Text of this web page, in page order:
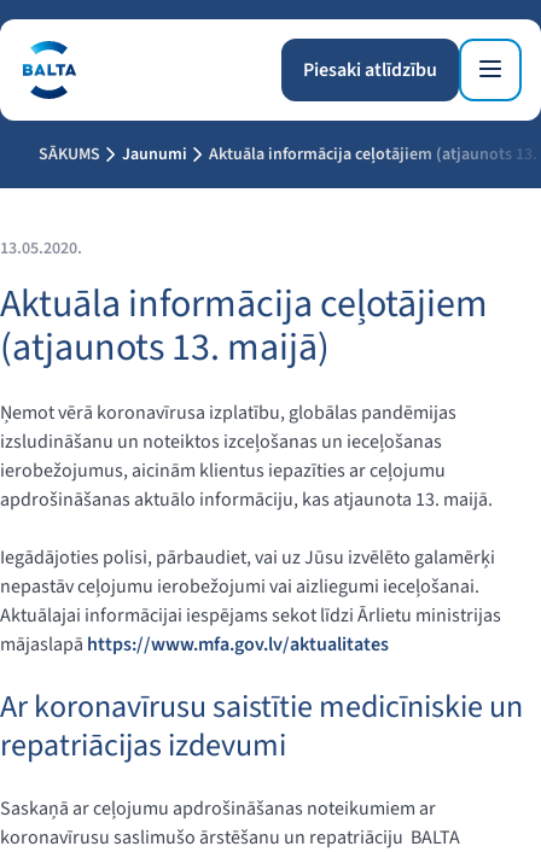
Piesaki atlīdzību
SĀKUMS Jaunumi Aktuāla informācija ceļotājiem (atjaunots
13.05.2020.
Aktuāla informācija ceļotājiem
(atjaunots 13. maijā)
Ņemot vērā koronavīrusa izplatību, globālas pandēmijas
izsludināšanu un noteiktos izceļošanas un ieceļošanas
ierobežojumus, aicinām klientus iepazīties ar ceļojumu
apdrošināšanas aktuālo informāciju, kas atjaunota 13. maijā.
Iegādājoties polisi, pārbaudiet, vai uz Jūsu izvēlēto galamērķi
nepastāv ceļojumu ierobežojumi vai aizliegumi ieceļošanai.
Aktuālajai informācijai iespējams sekot līdzi Ārlietu ministrijas
mājaslapā https://www.mfa.gov.lv/aktualitates
Ar koronavīrusu saistītie medicīniskie un
repatriācijas izdevumi
Saskaņā ar ceļojumu apdrošināšanas noteikumiem ar
koronavīrusu saslimušo ārstēšanu un repatriāciju BALTA